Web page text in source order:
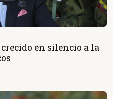
en silencio a la